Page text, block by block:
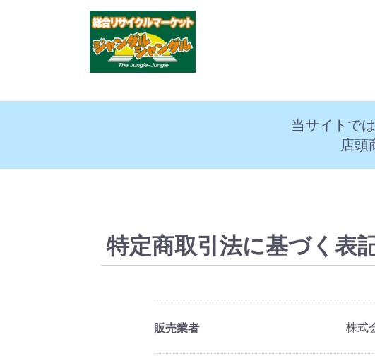
当サイトで
店頭
特定商取引法に基づく表
販売業者 株式